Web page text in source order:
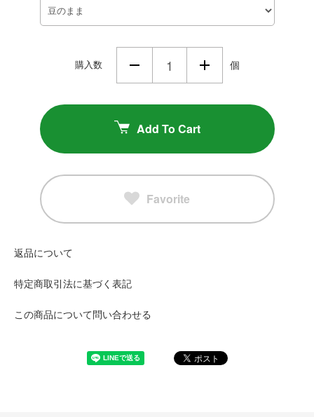
購入数 個
Add To Cart
Favorite
返品について
特定商取引法に基づく表記
この商品について問い合わせる